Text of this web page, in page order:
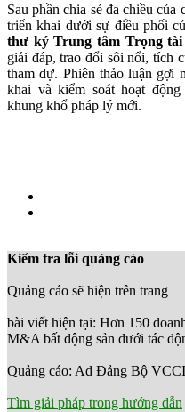
Sau phần chia sẻ đa chiều
triển khai dưới sự điều phối
thư ký Trung tâm Trọng
giải đáp, trao đổi sôi nổi, tích
tham dự. Phiên thảo luận gợi
khai và kiểm soát hoạt
khung khổ pháp lý mới.
Kiểm tra lỗi quảng cáo
Quảng cáo sẽ hiện trên trang
bài viết hiện tại: Hơn 150
M&A bất động sản dưới tác
Quảng cáo: Ad Đảng Bộ
Tìm giải pháp trong hướng dẫn